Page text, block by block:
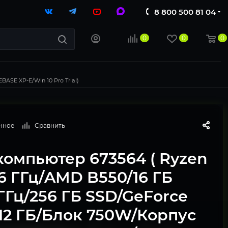
8 800 500 81 04
0 0 0
XP-E/Win 10 Pro Trial)
Сравнить
673564 ( Ryzen
ГГц/AMD B550/16 ГБ
256 ГБ SSD/GeForce
ГБ/Блок 750W/Корпус